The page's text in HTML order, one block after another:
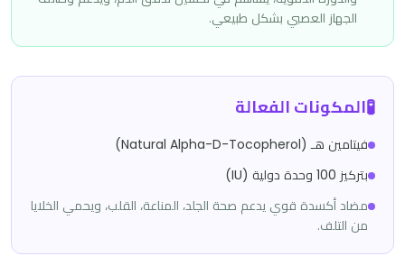
الجهاز العصبي بشكل طبيعي.
🧪المكونات الفعالة
فيتامين هـ (Natural Alpha-D-Tocopherol)
بتركيز 100 وحدة دولية (IU)
مضاد أكسدة قوي يدعم صحة الجلد، المناعة، القلب، ويحمي الخلايا
من التلف.